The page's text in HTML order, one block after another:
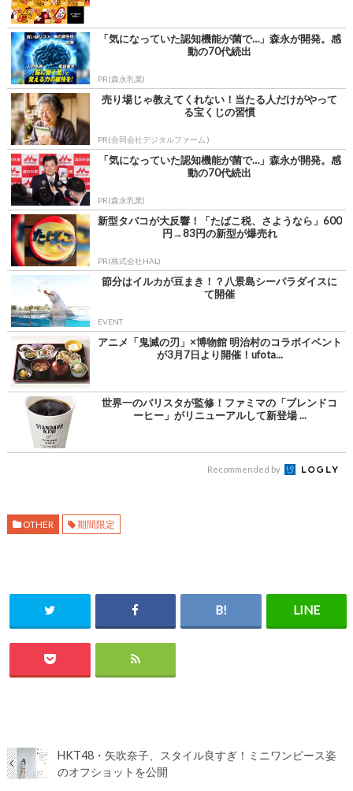
「気になっていた認知機能が菌で…」森永が開発。感
動の70代続出
PR(森永乳業)
売り場じゃ教えてくれない！当たる人だけがやって
る宝くじの習慣
PR(合同会社デジタルファーム )
「気になっていた認知機能が菌で…」森永が開発。感
動の70代続出
PR(森永乳業)
新型タバコが大反響！「たばこ税、さようなら」600
円→83円の新型が爆売れ
PR(株式会社HAL)
節分はイルカが豆まき！？八景島シーパラダイスに
て開催
EVENT
アニメ「鬼滅の刃」×博物館 明治村のコラボイベント
が3月7日より開催！ufota...
世界一のバリスタが監修！ファミマの「ブレンドコ
ーヒー」がリニューアルして新登場 ...
Recommended by
OTHER 期間限定
HKT48・矢吹奈子、スタイル良すぎ！ミニワンピース姿
のオフショットを公開